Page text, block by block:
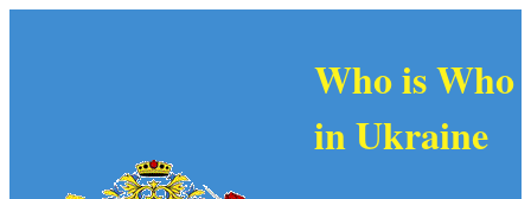
Who is Who
in Ukraine